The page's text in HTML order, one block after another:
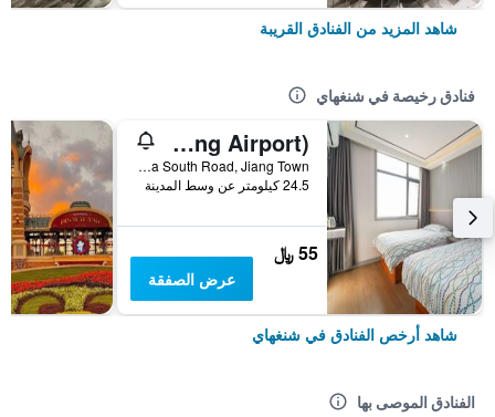
شاهد المزيد من الفنادق القريبة
فنادق رخيصة في شنغهاي
Pod Inn (Shanghai Pudong Airport)
No. 10 Shuizha South Road, Jiang Town, شنغهاي, الصين
24.5 كيلومتر عن وسط المدينة
55 ﷼
عرض الصفقة
شاهد أرخص الفنادق في شنغهاي
الفنادق الموصى بها